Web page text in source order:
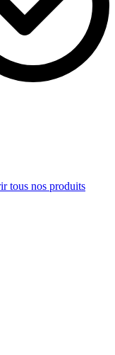
tous nos produits